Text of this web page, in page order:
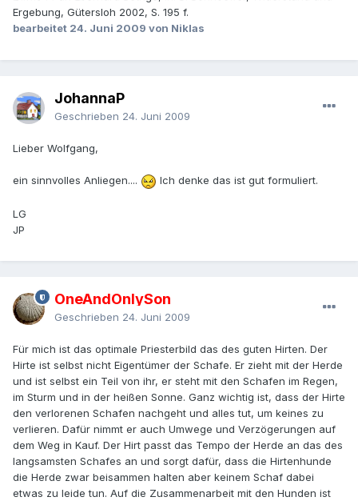
Ergebung, Gütersloh 2002, S. 195 f.
bearbeitet 24. Juni 2009 von Niklas
JohannaP
Geschrieben 24. Juni 2009
Lieber Wolfgang,
ein sinnvolles Anliegen.... Ich denke das ist gut formuliert.
LG
JP
OneAndOnlySon
Geschrieben 24. Juni 2009
Für mich ist das optimale Priesterbild das des guten Hirten. Der
Hirte ist selbst nicht Eigentümer der Schafe. Er zieht mit der Herde
und ist selbst ein Teil von ihr, er steht mit den Schafen im Regen,
im Sturm und in der heißen Sonne. Ganz wichtig ist, dass der Hirte
den verlorenen Schafen nachgeht und alles tut, um keines zu
verlieren. Dafür nimmt er auch Umwege und Verzögerungen auf
dem Weg in Kauf. Der Hirt passt das Tempo der Herde an das des
langsamsten Schafes an und sorgt dafür, dass die Hirtenhunde
die Herde zwar beisammen halten aber keinem Schaf dabei
etwas zu leide tun. Auf die Zusammenarbeit mit den Hunden ist